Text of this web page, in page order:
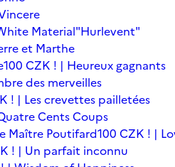
Material"Hurlevent"
et Marthe
100 CZK ! | Heureux gagnants
des merveilles
! | Les crevettes pailletées
Cents Coups
Maître Poutifard100 CZK ! |
! | Un parfait inconnu